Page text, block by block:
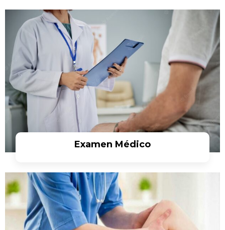
Examen Médico
Ver más